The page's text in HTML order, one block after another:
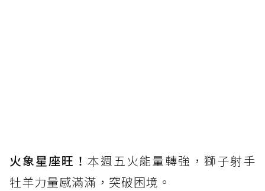
火象星座旺！ 本週五火能量轉強，獅子射手
牡羊力量感滿滿，突破困境。